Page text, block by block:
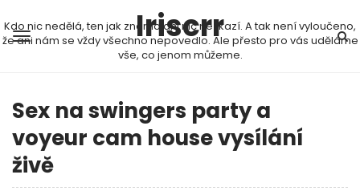
Iriscrr
Kdo nic nedělá, ten jak známo ani nic nezkazí. A tak není vyloučeno,
že ani nám se vždy všechno nepovedlo. Ale přesto pro vás uděláme
vše, co jenom můžeme.
Sex na swingers party a
voyeur cam house vysílání
živě